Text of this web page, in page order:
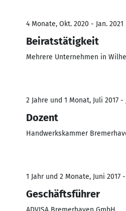
4 Monate, Okt. 2020 - Jan. 2021
Beiratstätigkeit
Mehrere Unternehmen in
2 Jahre und 1 Monat, Juli 2017 -
Dozent
Handwerkskammer
1 Jahr und 2 Monate, Juni 2017
Geschäftsführer